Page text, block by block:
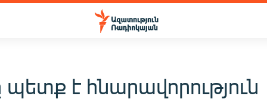
պետք է հնարավորություն